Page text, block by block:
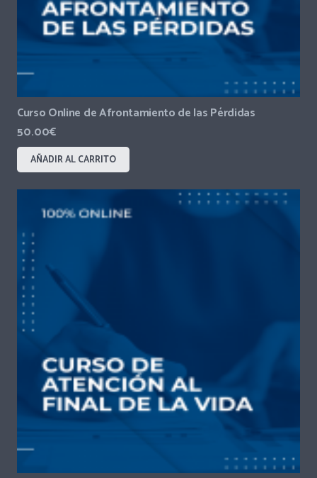
Curso Online de Afrontamiento de las Pérdidas
50.00€
AÑADIR AL CARRITO